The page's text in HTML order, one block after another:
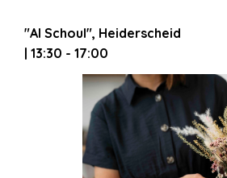
"Al Schoul", Heiderscheid
| 13:30 - 17:00